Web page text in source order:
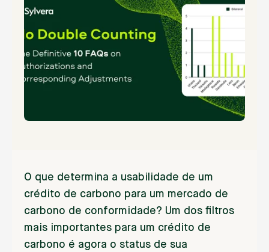
O que determina a usabilidade de um
crédito de carbono para um mercado de
carbono de conformidade? Um dos filtros
mais importantes para um crédito de
carbono é agora o status de sua